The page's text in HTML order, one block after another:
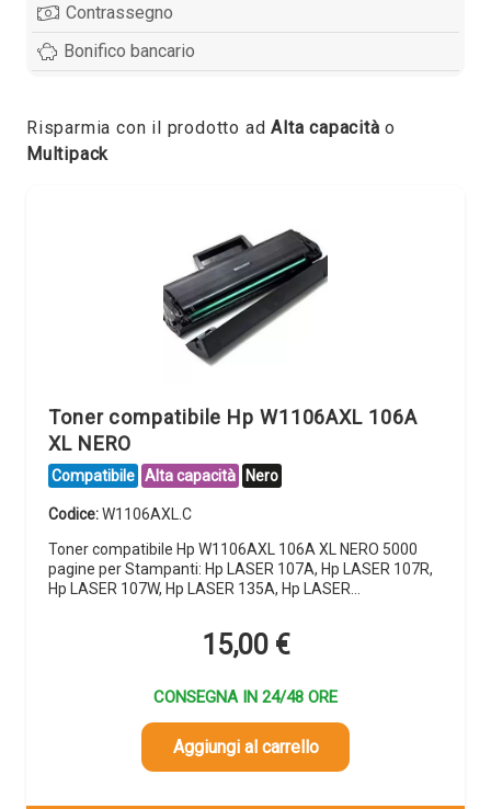
Contrassegno
Bonifico bancario
Risparmia con il prodotto adAlta capacità o
Multipack
Toner compatibile Hp W1106AXL 106A
XL NERO
Compatibile Alta capacità Nero
Codice:W1106AXL.C
Toner compatibile Hp W1106AXL 106A XL NERO 5000
pagine per Stampanti: Hp LASER 107A, Hp LASER 107R,
Hp LASER 107W, Hp LASER 135A, Hp LASER…
15,00 €
CONSEGNA IN 24/48 ORE
Aggiungi al carrello